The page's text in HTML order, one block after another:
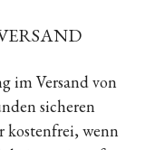
im Versand von
sicheren
kostenfrei, wenn